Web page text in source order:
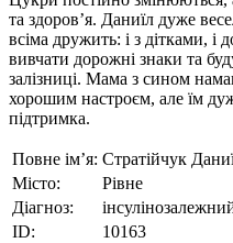
та здоров’я. Даниїл дуже
всіма дружить: і з дітками,
вивчати дорожні знаки та
залізниці. Мама з сином
хорошим настроєм, але їм
підтримка.
Повне ім’я: Стратійчук
Місто:
Рівне
Діагноз:
ID:
10163